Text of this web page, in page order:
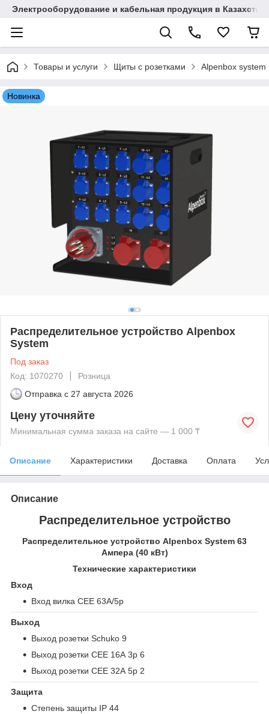
Электрооборудование и кабельная продукция в
Товары и услуги Щиты с розетками Alpenbox system
Новинка
Распределительное устройство Alpenbox
System
Под заказ
Код: 1070270
Розница
Отправка с 27 августа 2026
Цену уточняйте
Минимальная сумма заказа на сайте — 1 000 ₸
Описание Характеристики Доставка Оплата
Описание
Распределительное устройство
Распределительное устройство Alpenbox System 63
Ампера (40 кВт)
Технические характеристики
Вход
Вход вилка CEE 63А/5р
Выход
Выход розетки Schuko 9
Выход розетки СЕЕ 16А 3р 6
Выход розетки СЕЕ 32А 5р 2
Защита
Степень защиты IP 44